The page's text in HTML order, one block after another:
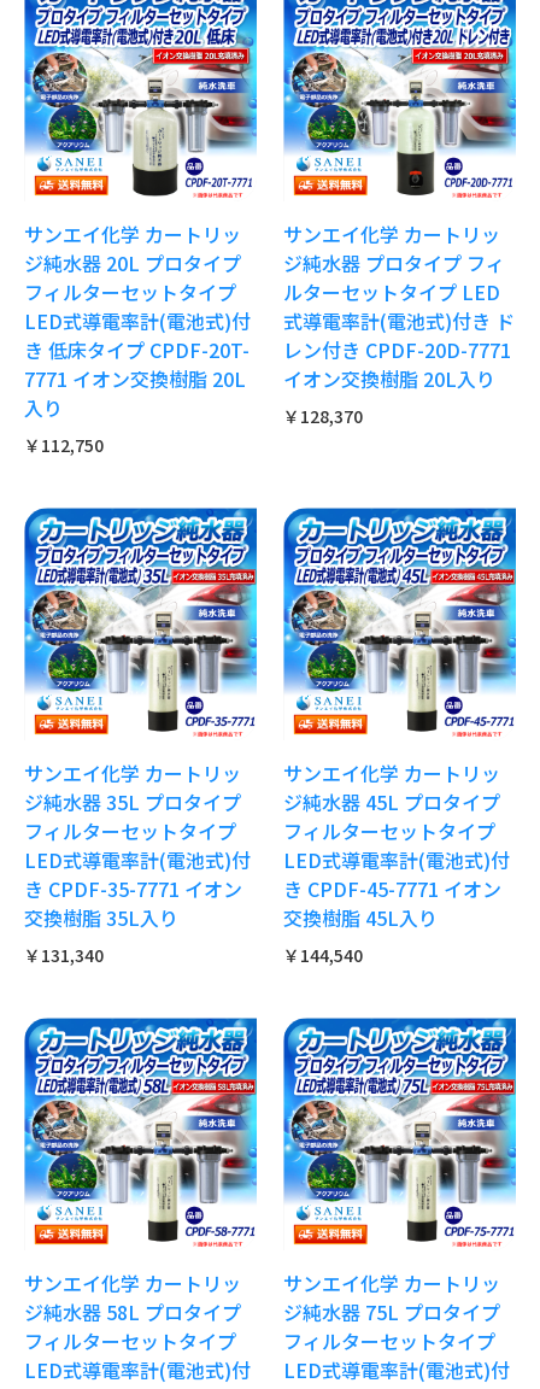
サンエイ化学 カートリッ
ジ純水器 20L プロタイプ
フィルターセットタイプ
LED式導電率計(電池式)付
き 低床タイプ CPDF-20T-
7771 イオン交換樹脂 20L
入り
￥112,750
サンエイ化学 カートリッ
ジ純水器 プロタイプ フィ
ルターセットタイプ LED
式導電率計(電池式)付き ド
レン付き CPDF-20D-7771
イオン交換樹脂 20L入り
￥128,370
サンエイ化学 カートリッ
ジ純水器 35L プロタイプ
フィルターセットタイプ
LED式導電率計(電池式)付
き CPDF-35-7771 イオン
交換樹脂 35L入り
￥131,340
サンエイ化学 カートリッ
ジ純水器 45L プロタイプ
フィルターセットタイプ
LED式導電率計(電池式)付
き CPDF-45-7771 イオン
交換樹脂 45L入り
￥144,540
サンエイ化学 カートリッ
ジ純水器 58L プロタイプ
フィルターセットタイプ
LED式導電率計(電池式)付
サンエイ化学 カートリッ
ジ純水器 75L プロタイプ
フィルターセットタイプ
LED式導電率計(電池式)付